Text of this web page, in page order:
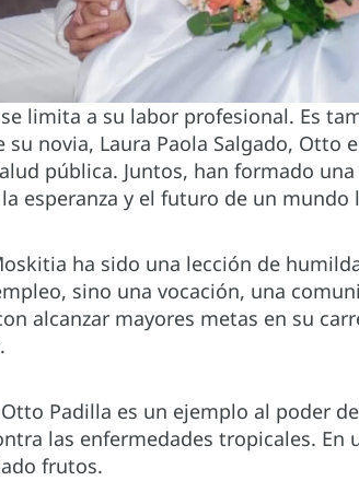
limita a su labor profesional. Es
su novia, Laura Paola Salgado,
pública. Juntos, han formado
esperanza y el futuro de un mundo
ha sido una lección de
sino una vocación, una
alcanzar mayores metas en su
Padilla es un ejemplo al poder
las enfermedades tropicales.
frutos.